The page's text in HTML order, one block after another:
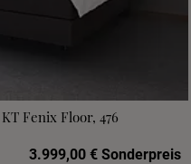
Fenix Floor, 476
3.999,00 € Sonderpreis